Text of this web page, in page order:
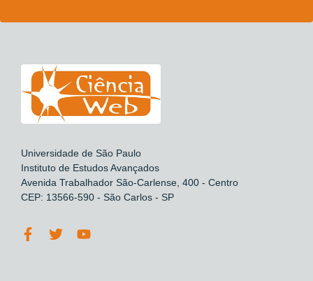
Universidade de São Paulo
Instituto de Estudos Avançados
Avenida Trabalhador São-Carlense, 400 - Centro
CEP: 13566-590 - São Carlos - SP